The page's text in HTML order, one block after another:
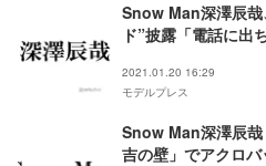
Snow Man深澤辰哉
ド”披露「電話に出
2021.01.20 16:29
モデルプレス
Snow Man深澤辰
吉の壁」でアクロ